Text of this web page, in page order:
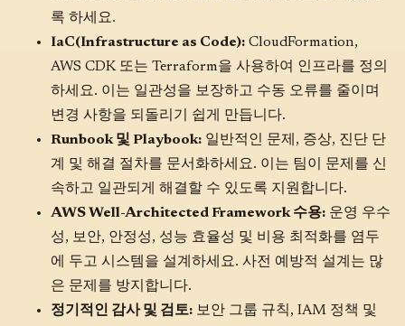
록 하세요.
IaC(Infrastructure as Code): CloudFormation,
AWS CDK 또는 Terraform을 사용하여 인프라를 정의
하세요. 이는 일관성을 보장하고 수동 오류를 줄이며
변경 사항을 되돌리기 쉽게 만듭니다.
Runbook 및 Playbook: 일반적인 문제, 증상, 진단 단
계 및 해결 절차를 문서화하세요. 이는 팀이 문제를 신
속하고 일관되게 해결할 수 있도록 지원합니다.
AWS Well-Architected Framework 수용: 운영 우수
성, 보안, 안정성, 성능 효율성 및 비용 최적화를 염두
에 두고 시스템을 설계하세요. 사전 예방적 설계는 많
은 문제를 방지합니다.
정기적인 감사 및 검토: 보안 그룹 규칙, IAM 정책 및